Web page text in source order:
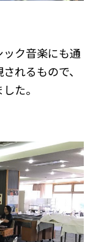
ク音楽にも通
れるもので、
た。